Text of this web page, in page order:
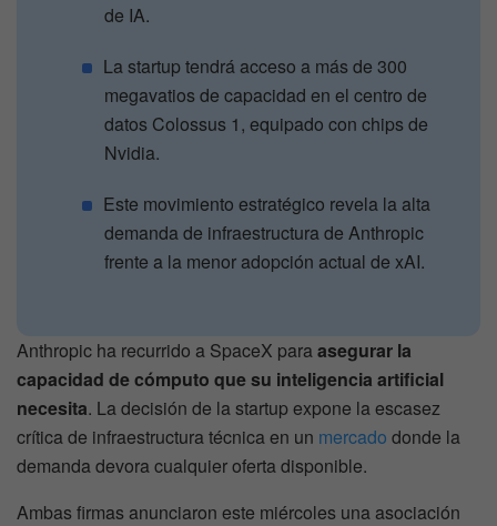
de IA.
La startup tendrá acceso a más de 300
megavatios de capacidad en el centro de
datos Colossus 1, equipado con chips de
Nvidia.
Este movimiento estratégico revela la alta
demanda de infraestructura de Anthropic
frente a la menor adopción actual de xAI.
Anthropic ha recurrido a SpaceX paraasegurar la
capacidad de cómputo que su inteligencia artificial
necesita. La decisión de la startup expone la escasez
crítica de infraestructura técnica en un mercado donde la
demanda devora cualquier oferta disponible.
Ambas firmas anunciaron este miércoles una asociación